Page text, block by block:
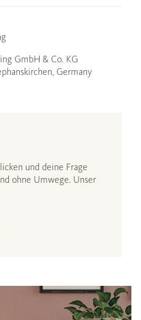
GmbH & Co. KG
Germany
und deine Frage
ohne Umwege. Unser